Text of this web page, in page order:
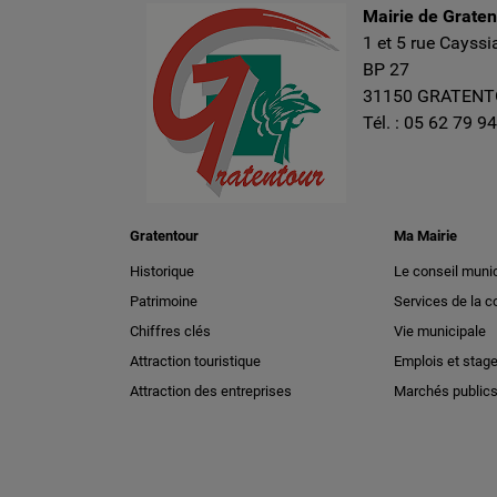
Mairie de
1 et 5 rue
BP 27
31150
Tél. : 05 62 79
Gratentour
Historique
Patrimoine
Chiffres clés
Attraction touristique
Attraction des entreprises
Ma Mairie
Le conseil
Services de la
Vie municipale
Emplois et
Marchés publics